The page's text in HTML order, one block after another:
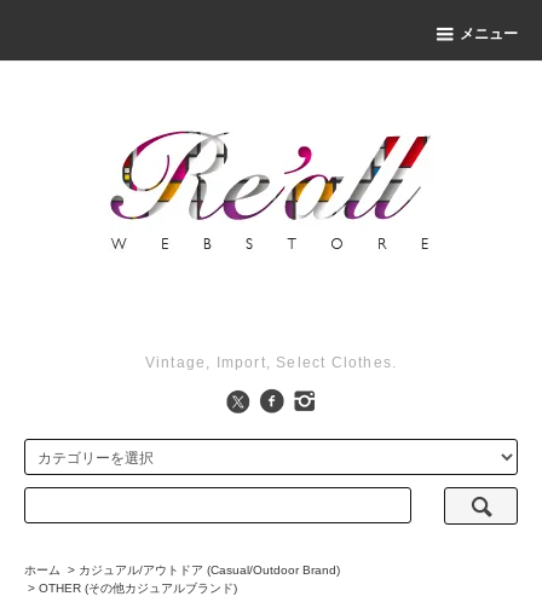
メニュー
Vintage, Import, Select Clothes.
ホーム > カジュアル/アウトドア (Casual/Outdoor Brand)
> OTHER (その他カジュアルブランド)